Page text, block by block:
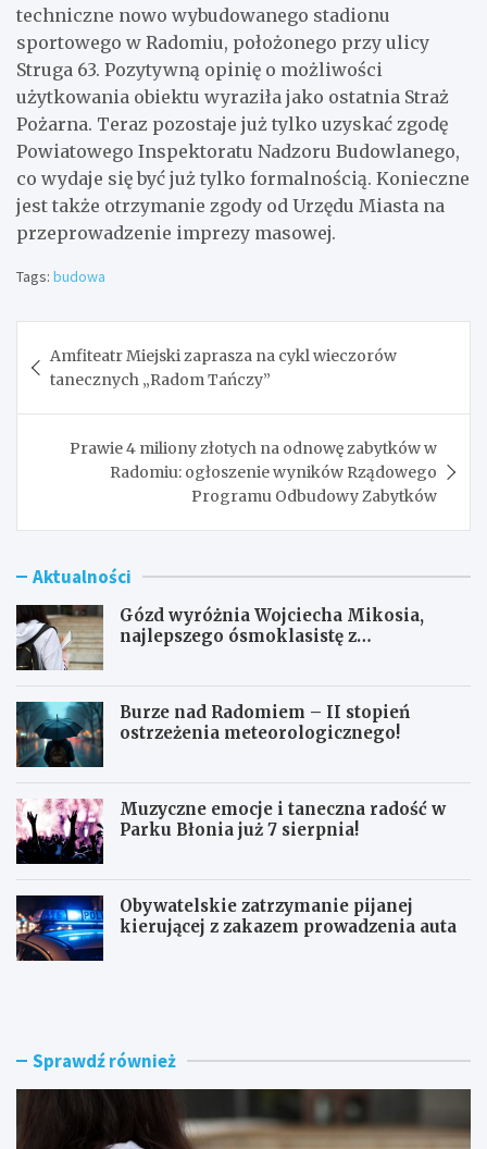
techniczne nowo wybudowanego stadionu
sportowego w Radomiu, położonego przy ulicy
Struga 63. Pozytywną opinię o możliwości
użytkowania obiektu wyraziła jako ostatnia Straż
Pożarna. Teraz pozostaje już tylko uzyskać zgodę
Powiatowego Inspektoratu Nadzoru Budowlanego,
co wydaje się być już tylko formalnością. Konieczne
jest także otrzymanie zgody od Urzędu Miasta na
przeprowadzenie imprezy masowej.
Tags: budowa
wpisu
Amfiteatr Miejski zaprasza na cykl wieczorów
tanecznych „Radom Tańczy”
Prawie 4 miliony złotych na odnowę zabytków w
Radomiu: ogłoszenie wyników Rządowego
Programu Odbudowy Zabytków
Aktualności
Gózd wyróżnia Wojciecha Mikosia,
najlepszego ósmoklasistę z
Burze nad Radomiem – II stopień
ostrzeżenia meteorologicznego!
Muzyczne emocje i taneczna radość w
Parku Błonia już 7 sierpnia!
Obywatelskie zatrzymanie pijanej
kierującej z zakazem prowadzenia auta
G
y
B
n Sprawdź również